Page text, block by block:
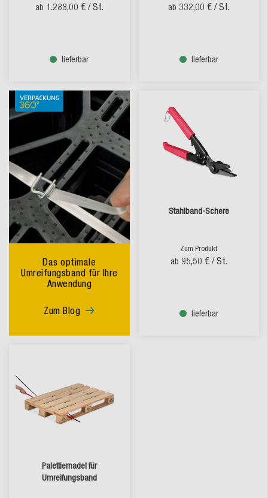
ab 1.288,00 € / St.
lieferbar
ab 332,00 € / St.
lieferbar
Das optimale
Umreifungsband für Ihre
Anwendung
Zum Blog
Stahlband-Schere
Zum Produkt
ab 95,50 € / St.
lieferbar
Palettiernadel für
Umreifungsband